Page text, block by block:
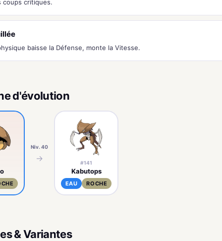
coups critiques.
baisse la Défense, monte la Vitesse.
d'évolution
Niv. 40
→ #141
Kabutops
EAU ROCHE
& Variantes